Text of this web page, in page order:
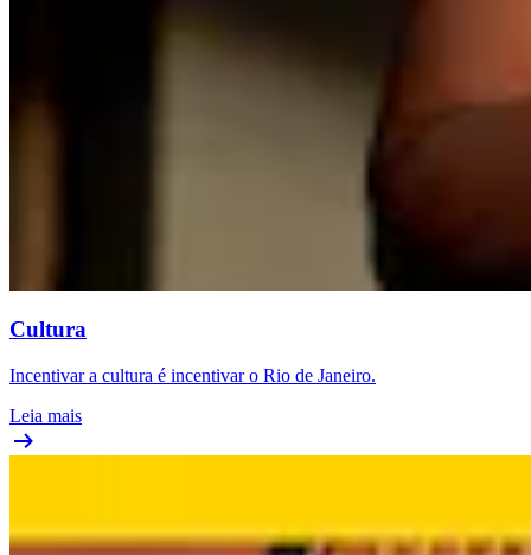
Cultura
Incentivar a cultura é incentivar o Rio de Janeiro.
Leia mais